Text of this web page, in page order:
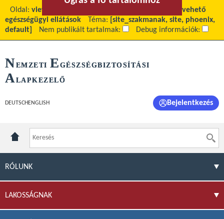
Oldal: view
Várólista alapján igénybevehető
egészségügyi ellátások
Téma:
[site_szakmanak, site, phoenix,
default]
Nem publikált tartalmak: Debug információk:
NEMZETI E GÉSZSÉGBIZTOSÍTÁSI
ALAPKEZELŐ
DEUTSCH ENGLISH Bejelentkezés
RÓLUNK
LAKOSSÁGNAK